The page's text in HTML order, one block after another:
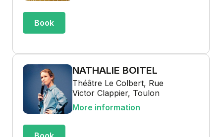
Book
NATHALIE BOITEL
Théâtre Le Colbert, Rue
Victor Clappier, Toulon
More information